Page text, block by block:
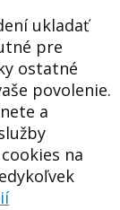
ukladať
pre
ostatné
povolenie.
a
na